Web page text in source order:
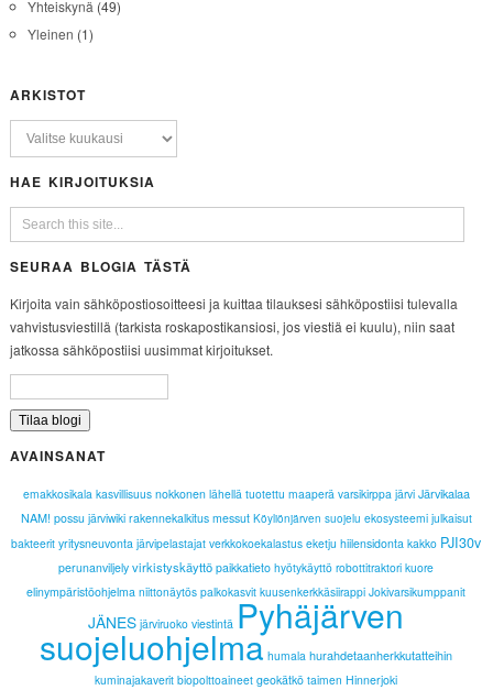
Yhteiskynä (49)
Yleinen (1)
ARKISTOT
HAE KIRJOITUKSIA
SEURAA BLOGIA TÄSTÄ
Kirjoita vain sähköpostiosoitteesi ja kuittaa tilauksesi sähköpostiisi tulevalla
vahvistusviestillä (tarkista roskapostikansiosi, jos viestiä ei kuulu), niin saat
jatkossa sähköpostiisi uusimmat kirjoitukset.
AVAINSANAT
emakkosikala kasvillisuus nokkonen lähellä tuotettu maaperä varsikirppa järvi Järvikalaa
NAM! possu järviwiki rakennekalkitus messut Köyliönjärven suojelu ekosysteemi julkaisut
bakteerit yritysneuvonta järvipelastajat verkkokoekalastus eketju hiilensidonta kakko PJI30v
perunanviljely virkistyskäyttö paikkatieto hyötykäyttö robottitraktori kuore
elinympäristöohjelma niittonäytös palkokasvit kuusenkerkkäsiirappi Jokivarsikumppanit
JÄNES järviruoko viestintä Pyhäjärven
suojeluohjelma humala hurahdetaanherkkutatteihin
kuminajakaverit biopolttoaineet geokätkö taimen Hinnerjoki